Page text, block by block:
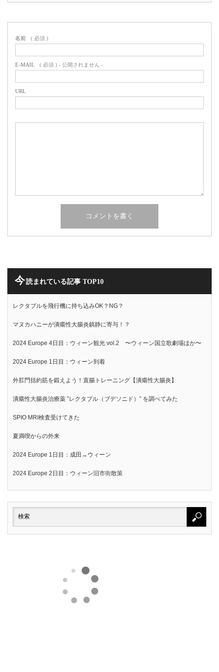
名前 ( 必須 )
E-MAIL ( 必須 ) - 公開されません -
URL
今読まれている記事 TOP10
レクタブルを飛行機に持ち込みOK？NG？
マヌカハニーが潰瘍性大腸炎鎮静に寄与！？
2024 Europe 4日目：ウィーン観光 vol.2 〜ウィーン国立歌劇場ほか〜
2024 Europe 1日目：ウィーン到着
外肛門括約筋を鍛えよう！直腸トレーニング【潰瘍性大腸炎】
潰瘍性大腸炎治療薬 ”レクタブル（ブデソニド）” を調べてみた
SPIO MRI検査受けてきた
夏満喫からの外来
2024 Europe 1日目：成田→ウィーン
2024 Europe 2日目：ウィーン旧市街散策